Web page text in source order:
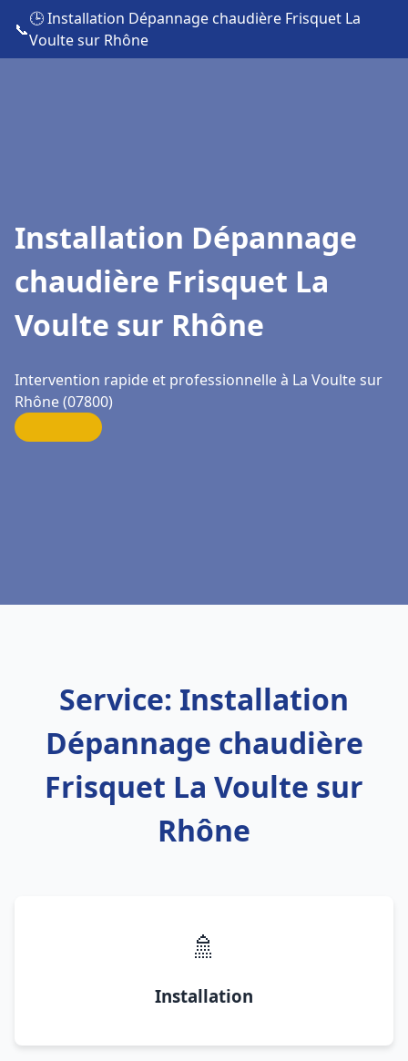
📞
🕒 Installation Dépannage chaudière Frisquet La
Voulte sur Rhône
Installation Dépannage
chaudière Frisquet La
Voulte sur Rhône
Intervention rapide et professionnelle à La Voulte sur
Rhône (07800)
Service: Installation
Dépannage chaudière
Frisquet La Voulte sur
Rhône
🚿
Installation